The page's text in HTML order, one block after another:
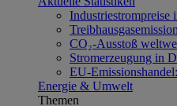
Industriestrompreise
CO₂-Ausstoß
Stromerzeugung in
EU-
Energie & Umwelt
Themen